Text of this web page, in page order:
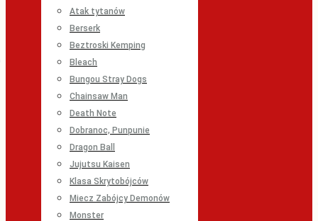
Atak tytanów
Berserk
Beztroski Kemping
Bleach
Bungou Stray Dogs
Chainsaw Man
Death Note
Dobranoc, Punpunie
Dragon Ball
Jujutsu Kaisen
Klasa Skrytobójców
Miecz Zabójcy Demonów
Monster